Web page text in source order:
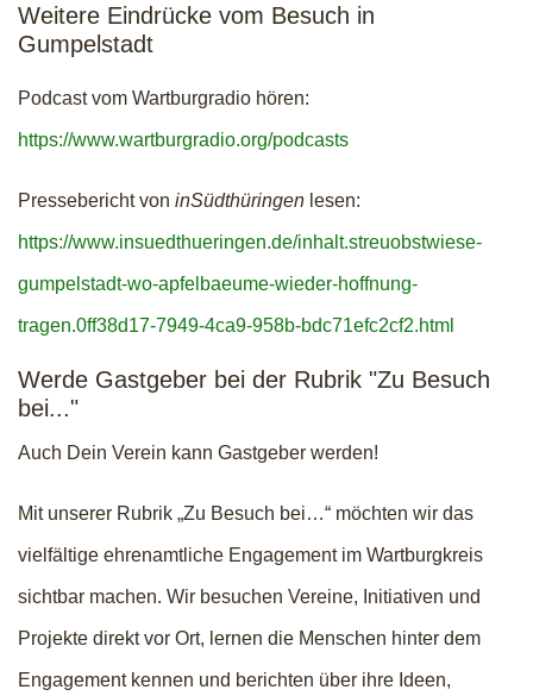
Weitere Eindrücke vom Besuch in
Gumpelstadt
Podcast vom Wartburgradio hören:
https://www.wartburgradio.org/podcasts
Pressebericht von inSüdthüringen lesen:
https://www.insuedthueringen.de/inhalt.streuobstwiese-
gumpelstadt-wo-apfelbaeume-wieder-hoffnung-
tragen.0ff38d17-7949-4ca9-958b-bdc71efc2cf2.html
Werde Gastgeber bei der Rubrik "Zu Besuch
bei..."
Auch Dein Verein kann Gastgeber werden!
Mit unserer Rubrik „Zu Besuch bei…“ möchten wir das
vielfältige ehrenamtliche Engagement im Wartburgkreis
sichtbar machen. Wir besuchen Vereine, Initiativen und
Projekte direkt vor Ort, lernen die Menschen hinter dem
Engagement kennen und berichten über ihre Ideen,